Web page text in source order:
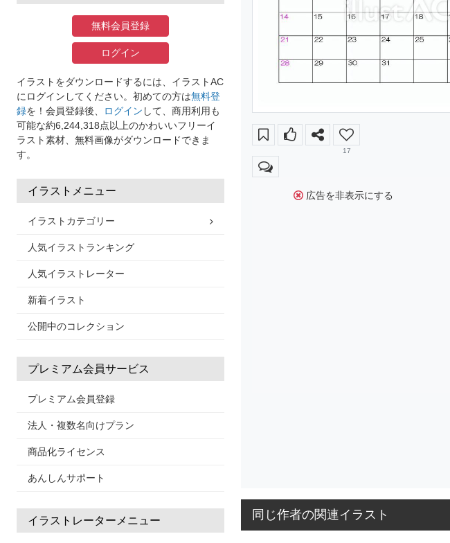
無料会員登録
ログイン
イラストをダウンロードするには、イラストAC
にログインしてください。初めての方は無料登
録を！会員登録後、 ログイン して、商用利用も
可能な約6,244,318点以上のかわいいフリーイ
ラスト素材、無料画像がダウンロードできま
す。
イラストメニュー
イラストカテゴリー
人気イラストランキング
人気イラストレーター
新着イラスト
公開中のコレクション
プレミアム会員サービス
プレミアム会員登録
法人・複数名向けプラン
商品化ライセンス
あんしんサポート
イラストレーターメニュー
17
広告を非表示にする
同じ作者の関連イラスト